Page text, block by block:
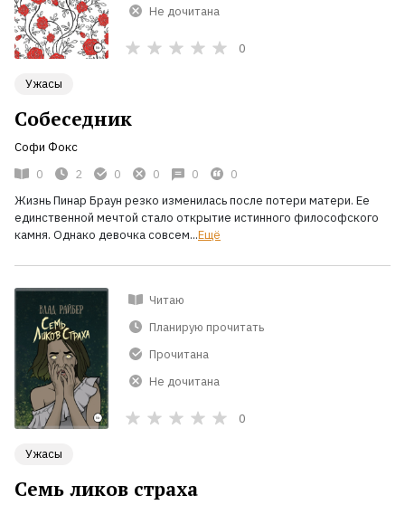
Не дочитана
0
Ужасы
Собеседник
Софи Фокс
0
2 0 0 0
0
Жизнь Пинар Браун резко изменилась после потери матери. Ее
единственной мечтой стало открытие истинного философского
камня. Однако девочка совсем...Ещё
Читаю
Планирую прочитать
Прочитана
Не дочитана
0
Ужасы
Семь ликов страха